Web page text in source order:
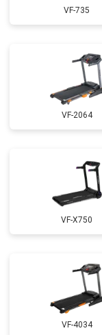
VF-735
VF-2064
VF-X750
VF-4034